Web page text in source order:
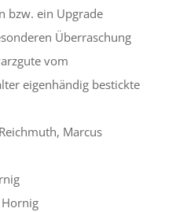
bzw. ein Upgrade
Überraschung
vom
eigenhändig bestickte
Marcus